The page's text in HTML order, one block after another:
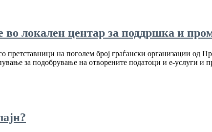
локален центар за поддршка и
на поголем број граѓански организации од
за подобрување на отворените податоци и е-услуги